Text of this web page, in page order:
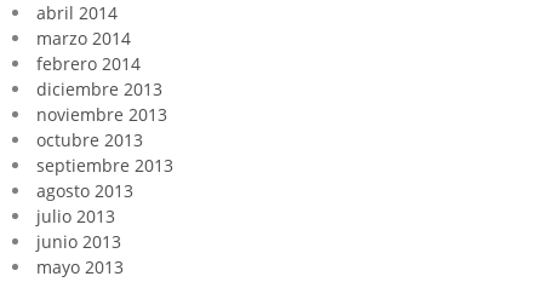
abril 2014
marzo 2014
febrero 2014
diciembre 2013
noviembre 2013
octubre 2013
septiembre 2013
agosto 2013
julio 2013
junio 2013
mayo 2013